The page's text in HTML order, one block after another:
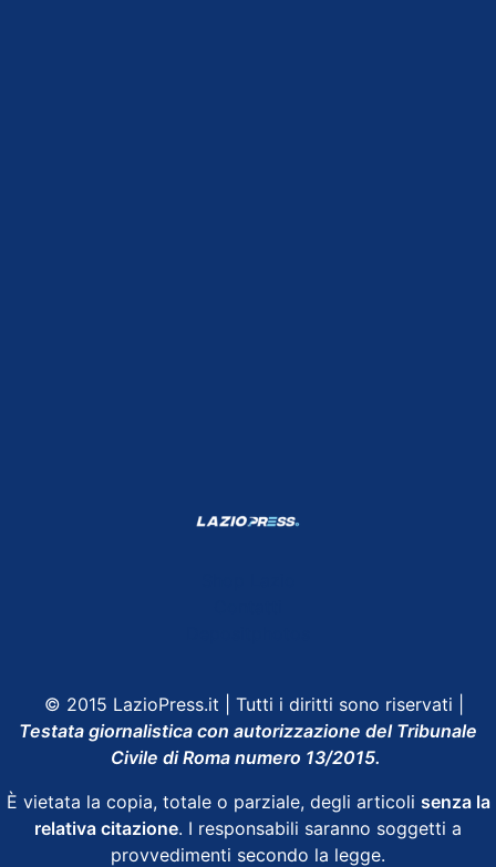
© 2015 LazioPress.it | Tutti i diritti sono riservati |
Testata giornalistica con autorizzazione del Tribunale
Civile di Roma numero 13/2015.
È vietata la copia, totale o parziale, degli articoli senza la
relativa citazione. I responsabili saranno soggetti a
provvedimenti secondo la legge.